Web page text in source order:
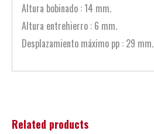
Altura bobinado : 14 mm.
Altura entrehierro : 6 mm.
Desplazamiento máximo pp : 29 mm.
Related products